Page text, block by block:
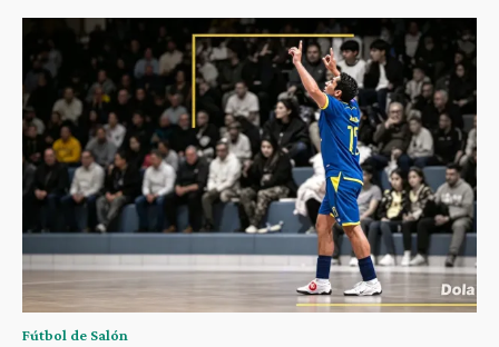
Fútbol de Salón